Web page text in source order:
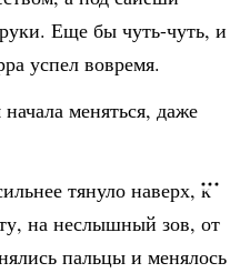
Еще бы чуть-чуть, и
успел вовремя.
меняться, даже
тянуло наверх, к
на неслышный зов, от
пальцы и менялось